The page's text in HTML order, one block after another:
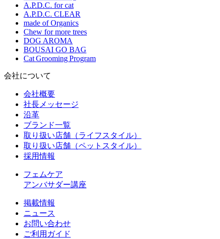
A.P.D.C. for cat
A.P.D.C. CLEAR
made of Organics
Chew for more trees
DOG AROMA
BOUSAI GO BAG
Cat Grooming Program
会社について
会社概要
社長メッセージ
沿革
ブランド一覧
取り扱い店舗（ライフスタイル）
取り扱い店舗（ペットスタイル）
採用情報
フェムケア
アンバサダー講座
掲載情報
ニュース
お問い合わせ
ご利用ガイド